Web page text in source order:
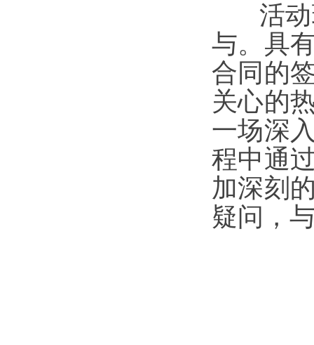
活动
与。具
合同的
关心的
一场深
程中通
加深刻
疑问，